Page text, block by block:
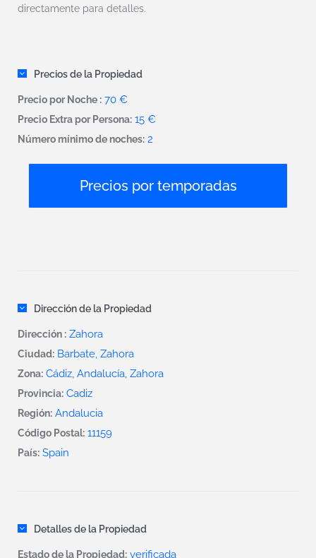
directamente para detalles.
Precios de la Propiedad
Precio por Noche : 70 €
Precio Extra por Persona: 15 €
Número mínimo de noches: 2
Precios por temporadas
Dirección de la Propiedad
Dirección : Zahora
Ciudad: Barbate, Zahora
Zona: Cádiz, Andalucía, Zahora
Provincia: Cadiz
Región: Andalucia
Código Postal: 11159
País: Spain
Detalles de la Propiedad
Estado de la Propiedad: verificada